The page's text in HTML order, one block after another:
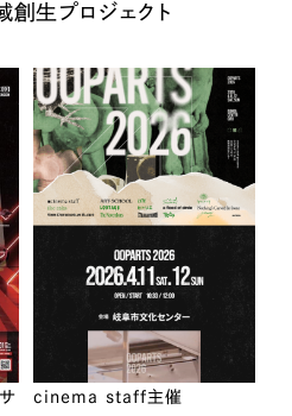
創生プロジェクト
cinema staff主催